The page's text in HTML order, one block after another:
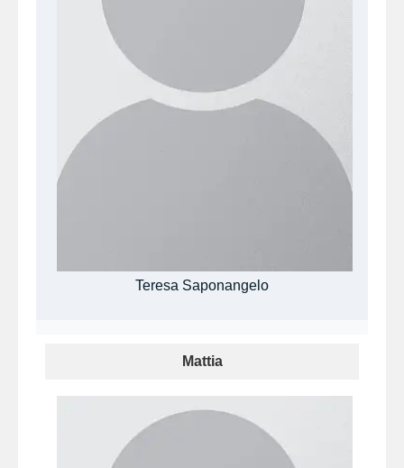
Teresa Saponangelo
Mattia